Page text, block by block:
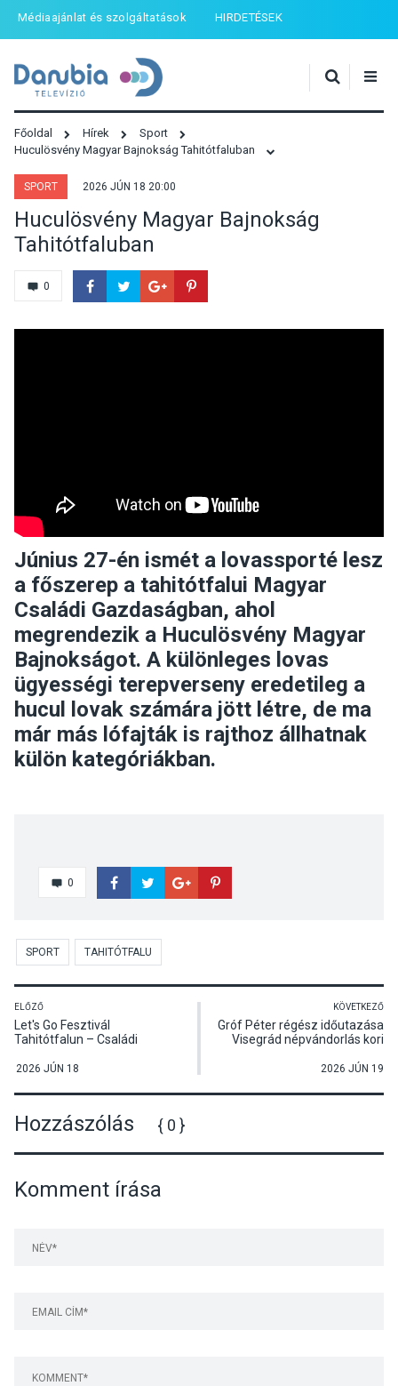
Médiaajánlat és szolgáltatások HIRDETÉSEK
Főoldal Hírek
Sport
Huculösvény Magyar Bajnokság Tahitótfaluban
SPORT 2026 JÚN 18 20:00
Huculösvény Magyar Bajnokság
Tahitótfaluban
0
Június 27-én ismét a lovassporté lesz
a főszerep a tahitótfalui Magyar
Családi Gazdaságban, ahol
megrendezik a Huculösvény Magyar
Bajnokságot. A különleges lovas
ügyességi terepverseny eredetileg a
hucul lovak számára jött létre, de ma
már más lófajták is rajthoz állhatnak
külön kategóriákban.
0
SPORT TAHITÓTFALU
ELŐZŐ
Let's Go Fesztivál
Tahitótfalun – Családi
2026 JÚN 18
KÖVETKEZŐ
Gróf Péter régész időutazása
Visegrád népvándorlás kori
2026 JÚN 19
Hozzászólás { 0 }
Komment írása